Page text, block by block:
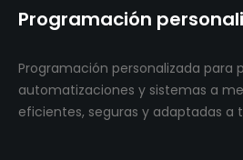
Programación
Programación personalizada para
automatizaciones y sistemas a
eficientes, seguras y adaptadas a